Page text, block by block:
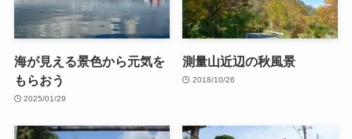
海が見える景色から元気を
もらおう
2025/01/29
測量山近辺の秋風景
2018/10/26